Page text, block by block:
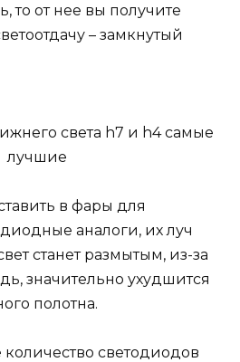
то от нее вы получите
– замкнутый
в фары для
аналоги, их луч
станет размытым, из-за
значительно ухудшится
полотна.
количество светодиодов